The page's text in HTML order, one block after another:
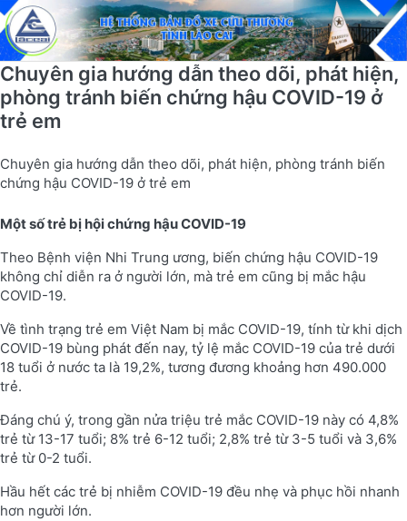
Chuyên gia hướng dẫn theo dõi, phát hiện,
phòng tránh biến chứng hậu COVID-19 ở
trẻ em
Chuyên gia hướng dẫn theo dõi, phát hiện, phòng tránh biến
chứng hậu COVID-19 ở trẻ em
Một số trẻ bị hội chứng hậu COVID-19
Theo Bệnh viện Nhi Trung ương, biến chứng hậu COVID-19
không chỉ diễn ra ở người lớn, mà trẻ em cũng bị mắc hậu
COVID-19.
Về tình trạng trẻ em Việt Nam bị mắc COVID-19, tính từ khi dịch
COVID-19 bùng phát đến nay, tỷ lệ mắc COVID-19 của trẻ dưới
18 tuổi ở nước ta là 19,2%, tương đương khoảng hơn 490.000
trẻ.
Đáng chú ý, trong gần nửa triệu trẻ mắc COVID-19 này có 4,8%
trẻ từ 13-17 tuổi; 8% trẻ 6-12 tuổi; 2,8% trẻ từ 3-5 tuổi và 3,6%
trẻ từ 0-2 tuổi.
Hầu hết các trẻ bị nhiễm COVID-19 đều nhẹ và phục hồi nhanh
hơn người lớn.